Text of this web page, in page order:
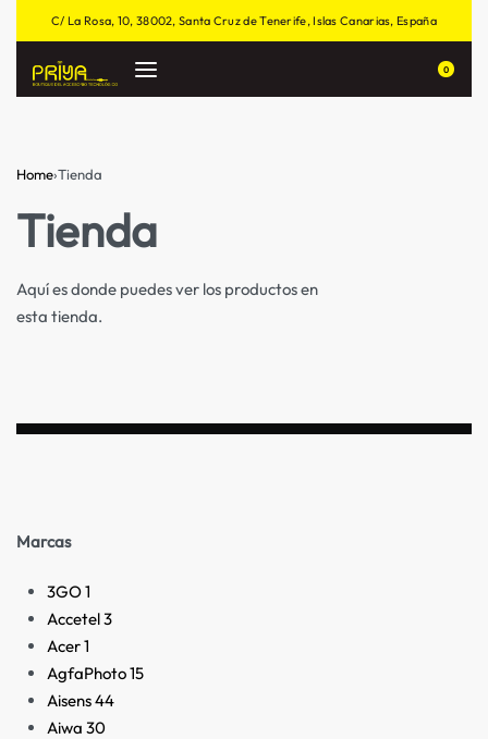
C/ La Rosa, 10, 38002, Santa Cruz de Tenerife, Islas Canarias, España
0
Home›Tienda
Tienda
Aquí es donde puedes ver los productos en
esta tienda.
Marcas
3GO1
Accetel3
Acer1
AgfaPhoto15
Aisens44
Aiwa 30